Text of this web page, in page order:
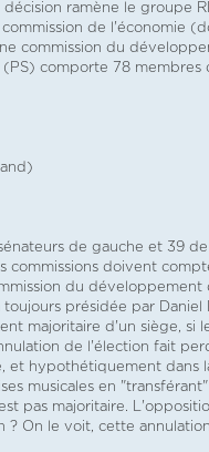
ramène le groupe
de l'économie
commission du
(PS) comporte 78 membres
de gauche et 39
commissions doivent
du
présidée par
majoritaire d'un siège, si
de l'élection fait
et hypothétiquement dans
musicales en
pas majoritaire.
? On le voit, cette